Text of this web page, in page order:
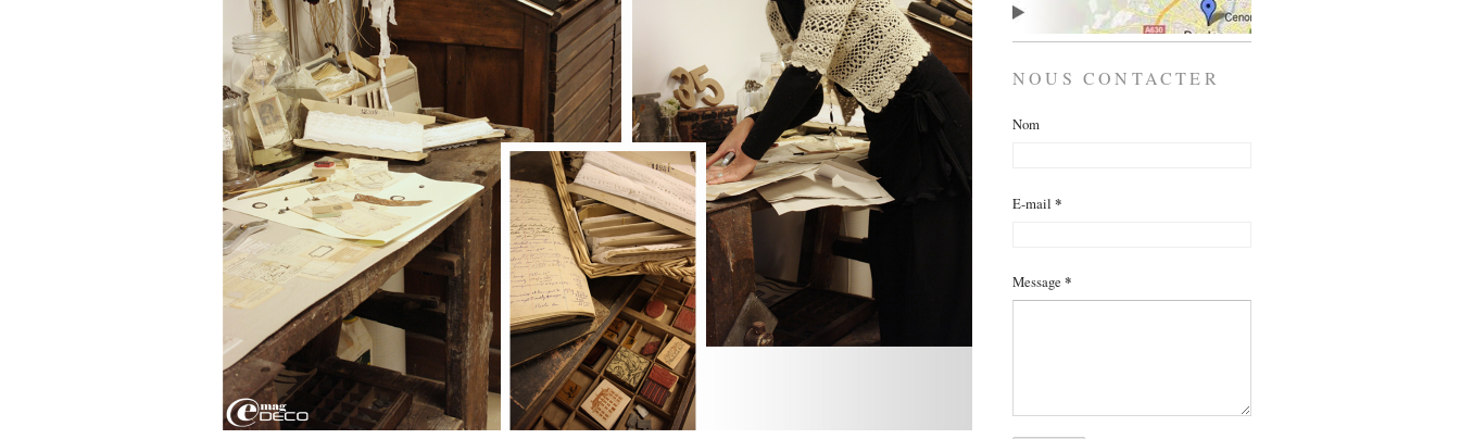
NOUS CONTACTER
Nom
E-mail *
Message *